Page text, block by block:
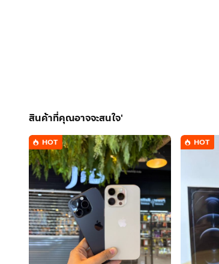
สินค้าที่คุณอาจจะสนใจ'
HOT HOT